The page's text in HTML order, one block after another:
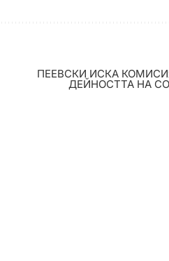
ПЕЕВСКИ ИСКА
ДЕЙНОСТТА НА